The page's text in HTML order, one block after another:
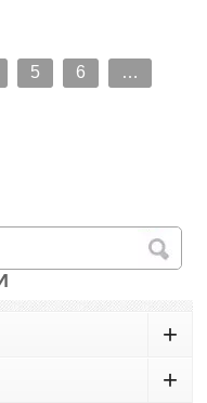
5 6 …
+
+